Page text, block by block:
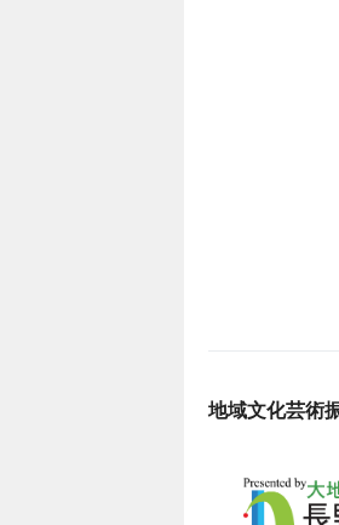
地域文化芸術